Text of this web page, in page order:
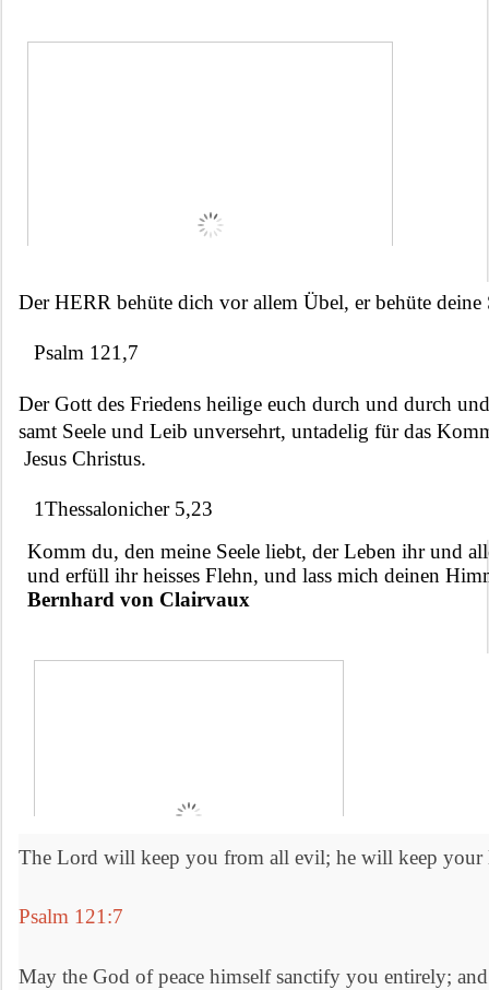
Der HERR behüte dich vor allem Übel, er behüte deine
Psalm 121,7
Der Gott des Friedens heilige euch durch und durch
samt Seele und Leib unversehrt, untadelig für das
Jesus Christus.
1Thessalonicher 5,23
Komm du, den meine Seele liebt, der Leben ihr und
und erfüll ihr heisses Flehn, und lass mich deinen
Bernhard von Clairvaux
The Lord will keep you from all evil; he will keep
Psalm 121:7
May the God of peace himself sanctify you entirely;